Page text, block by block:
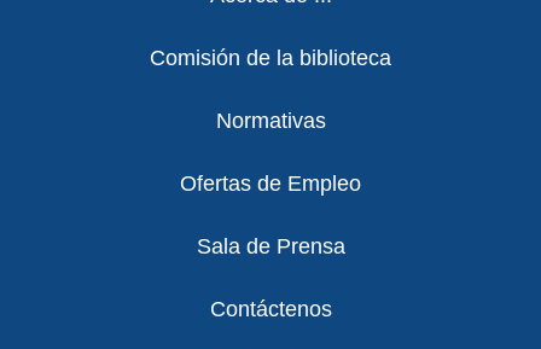
Comisión de la biblioteca
Normativas
Ofertas de Empleo
Sala de Prensa
Contáctenos